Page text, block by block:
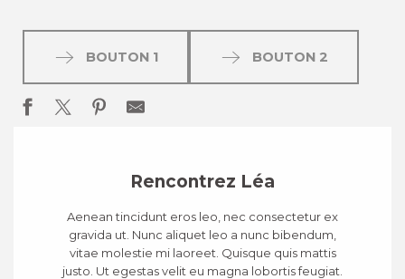
BOUTON 1 BOUTON 2
Rencontrez Léa
Aenean tincidunt eros leo, nec consectetur ex
gravida ut. Nunc aliquet leo a nunc bibendum,
vitae molestie mi laoreet. Quisque quis mattis
justo. Ut egestas velit eu magna lobortis feugiat.